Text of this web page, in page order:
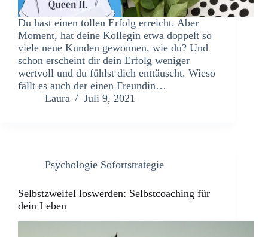
Du hast einen tollen Erfolg erreicht. Aber
Moment, hat deine Kollegin etwa doppelt so
viele neue Kunden gewonnen, wie du? Und
schon erscheint dir dein Erfolg weniger
wertvoll und du fühlst dich enttäuscht. Wieso
fällt es auch der einen Freundin…
Laura
Juli 9, 2021
Psychologie Sofortstrategie
Selbstzweifel loswerden: Selbstcoaching für
dein Leben